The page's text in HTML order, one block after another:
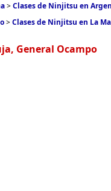
>Clases de Ninjitsu en
>Clases de Ninjitsu en La
General Ocampo